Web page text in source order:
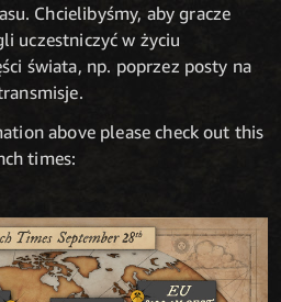
Chcielibyśmy, aby gracze
uczestniczyć w życiu
świata, np. poprzez posty na
above please check out this
times: